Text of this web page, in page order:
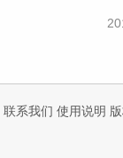
联系我们 使用说明